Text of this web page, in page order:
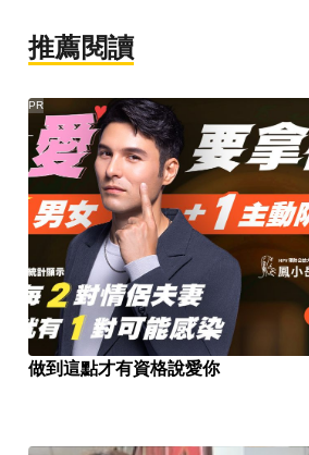
推薦閱讀
做到這點才有資格說愛你
PR